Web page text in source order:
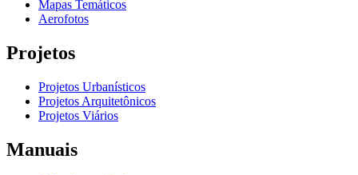
Mapas Temáticos
Aerofotos
Projetos
Projetos Urbanísticos
Projetos Arquitetônicos
Projetos Viários
Manuais